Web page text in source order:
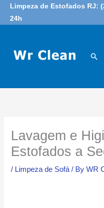
SkipLimpeza de Estofados RJ:
24h
Lavagem e
Estofados a
/ Limpeza de Sofá/ ByWR